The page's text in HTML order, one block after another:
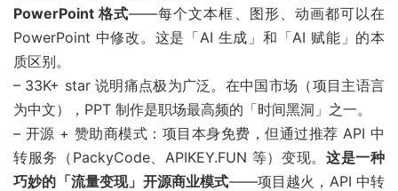
PowerPoint 格式——每个文本框、图形、动画都可以在
PowerPoint 中修改。这是「AI 生成」和「AI 赋能」的本
质区别。
– 33K+ star 说明痛点极为广泛。在中国市场（项目主语言
为中文），PPT 制作是职场最高频的「时间黑洞」之一。
– 开源 + 赞助商模式：项目本身免费，但通过推荐 API 中
转服务（PackyCode、APIKEY.FUN 等）变现。 这是一种
巧妙的「流量变现」开源商业模式——项目越火，API 中转